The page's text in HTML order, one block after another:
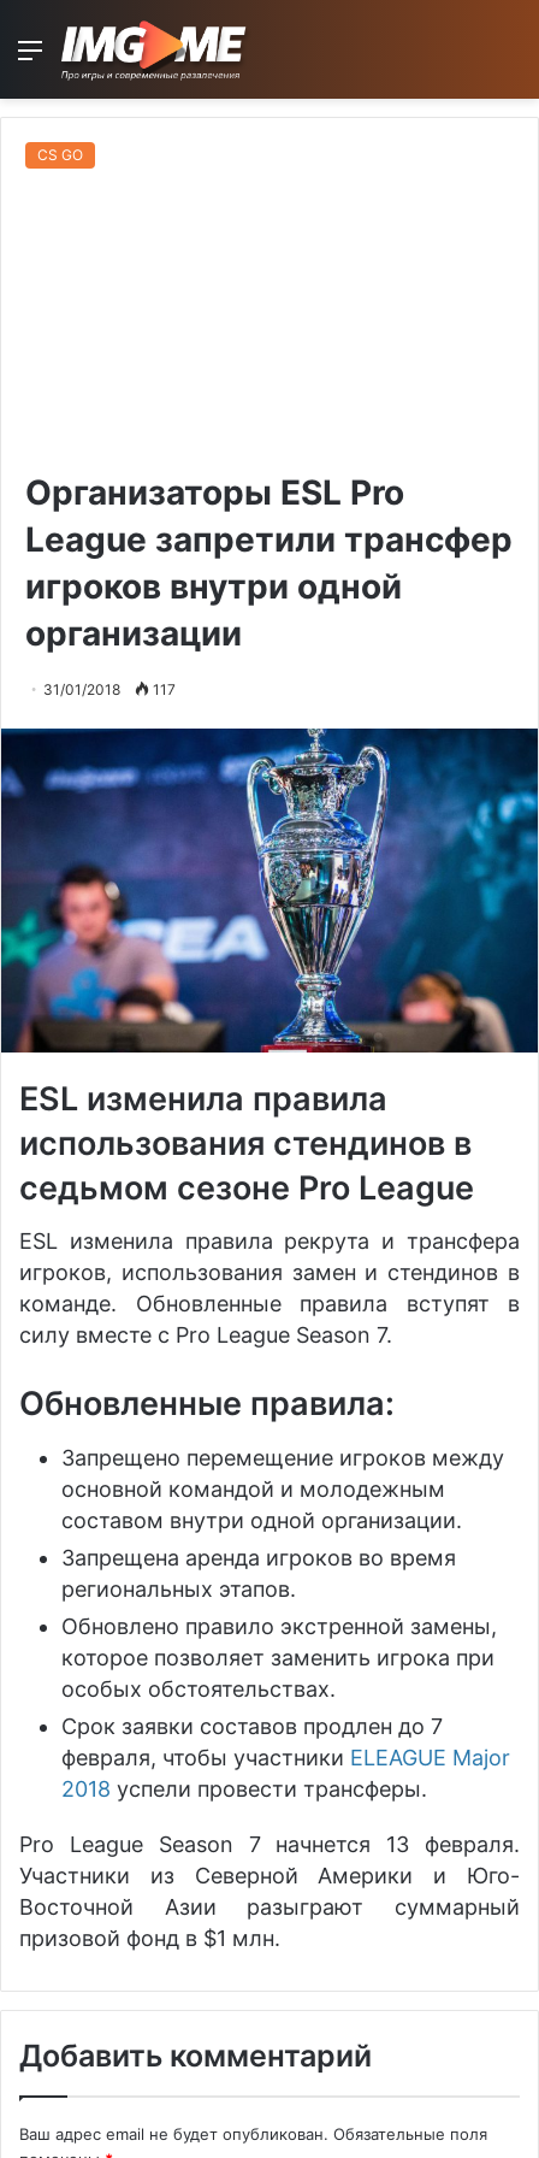
Menu
CS GO
Организаторы ESL Pro
League запретили трансфер
игроков внутри одной
организации
31/01/2018 117
ESL изменила правила
использования стендинов в
седьмом сезоне Pro League
ESL изменила правила рекрута и трансфера
игроков, использования замен и стендинов в
команде. Обновленные правила вступят в
силу вместе с Pro League Season 7.
Обновленные правила:
Запрещено перемещение игроков между
основной командой и молодежным
составом внутри одной организации.
Запрещена аренда игроков во время
региональных этапов.
Обновлено правило экстренной замены,
которое позволяет заменить игрока при
особых обстоятельствах.
Срок заявки составов продлен до 7
февраля, чтобы участники ELEAGUE Major
2018 успели провести трансферы.
Pro League Season 7 начнется 13 февраля.
Участники из Северной Америки и Юго-
Восточной Азии разыграют суммарный
призовой фонд в $1 млн.
Добавить комментарий
Ваш адрес email не будет опубликован. Обязательные поля